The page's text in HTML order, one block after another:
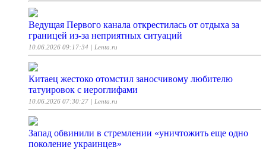
Ведущая Первого канала открестилась от отдыха за
границей из-за неприятных ситуаций
10.06.2026 09:17:34 | Lenta.ru
Китаец жестоко отомстил заносчивому любителю
татуировок с иероглифами
10.06.2026 07:30:27 | Lenta.ru
Запад обвинили в стремлении «уничтожить еще одно
поколение украинцев»